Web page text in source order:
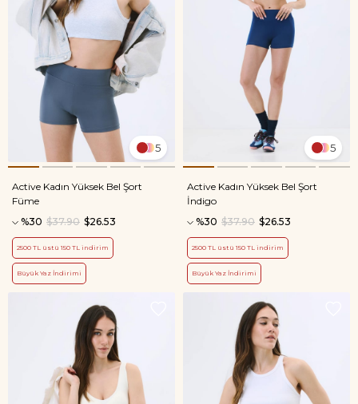
5
Active Kadın Yüksek Bel Şort
Füme
%30
$26.53
$37.90
2500 TL üstü 150 TL indirim
Büyük Yaz İndirimi
5
Active Kadın Yüksek Bel Şort
İndigo
%30
$26.53
$37.90
2500 TL üstü 150 TL indirim
Büyük Yaz İndirimi